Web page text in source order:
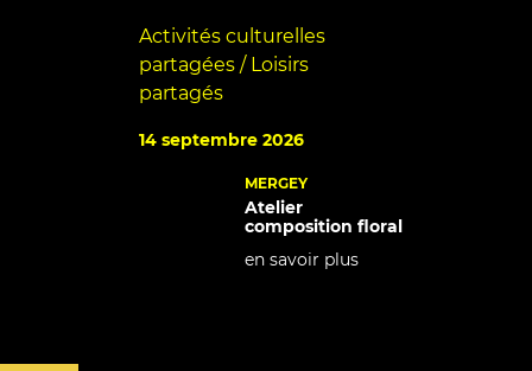
Activités culturelles
partagées / Loisirs
partagés
14 septembre 2026
MERGEY
Atelier
composition floral
en savoir plus